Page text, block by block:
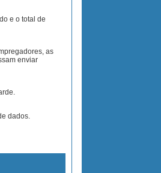
e o total de
as
enviar
dados.